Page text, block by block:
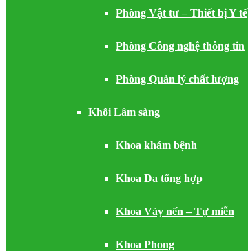
Phòng Vật tư – Thiết bị Y tế
Phòng Công nghệ thông tin
Phòng Quản lý chất lượng
Khối Lâm sàng
Khoa khám bệnh
Khoa Da tổng hợp
Khoa Vảy nến – Tự miễn
Khoa Phong